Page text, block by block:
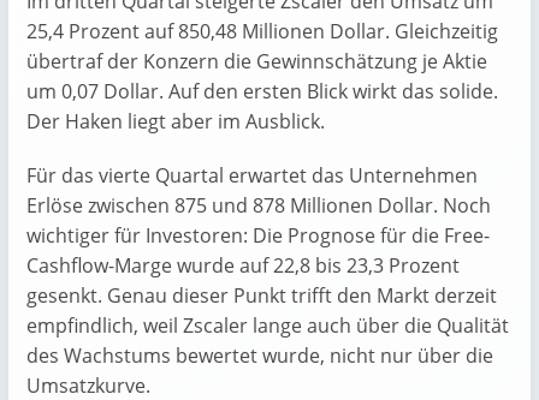
25,4 Prozent auf 850,48 Millionen Dollar. Gleichzeitig
übertraf der Konzern die Gewinnschätzung je Aktie
um 0,07 Dollar. Auf den ersten Blick wirkt das solide.
Der Haken liegt aber im Ausblick.
Für das vierte Quartal erwartet das Unternehmen
Erlöse zwischen 875 und 878 Millionen Dollar. Noch
wichtiger für Investoren: Die Prognose für die Free-
Cashflow-Marge wurde auf 22,8 bis 23,3 Prozent
gesenkt. Genau dieser Punkt trifft den Markt derzeit
empfindlich, weil Zscaler lange auch über die Qualität
des Wachstums bewertet wurde, nicht nur über die
Umsatzkurve.